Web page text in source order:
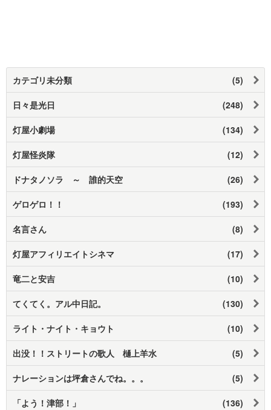
カテゴリ未分類 (5)
日々是光日 (248)
灯屋小劇場 (134)
灯屋怪炎隊 (12)
ドナタノソラ ～ 誰的天空 (26)
ゲロゲロ！！ (193)
名言さん (8)
灯屋アフィリエイトシネマ (17)
竜二と安吉 (10)
てくてく。アル中日記。 (130)
ライト・ナイト・キョウト (10)
出没！！ストリートの歌人 樋上羊水 (5)
ナレーションは坪倉さんでね。。。 (5)
「よう！津部！」 (136)